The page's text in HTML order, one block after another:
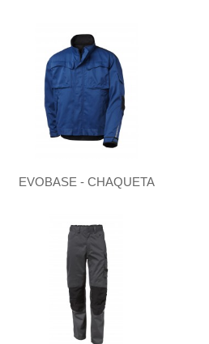
EVOBASE - CHAQUETA